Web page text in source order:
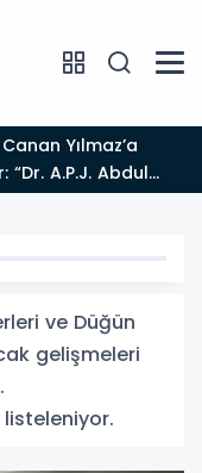
ve Sosyal Medya
ve Düğün
gelişmeleri